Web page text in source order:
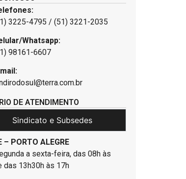
3225-4795 / (51) 3221-2035
Whatsapp:
98161-6607
DE ATENDIMENTO
Sindicato e Subsedes
– PORTO ALEGRE
a sexta-feira, das 08h às
das 13h30h às 17h